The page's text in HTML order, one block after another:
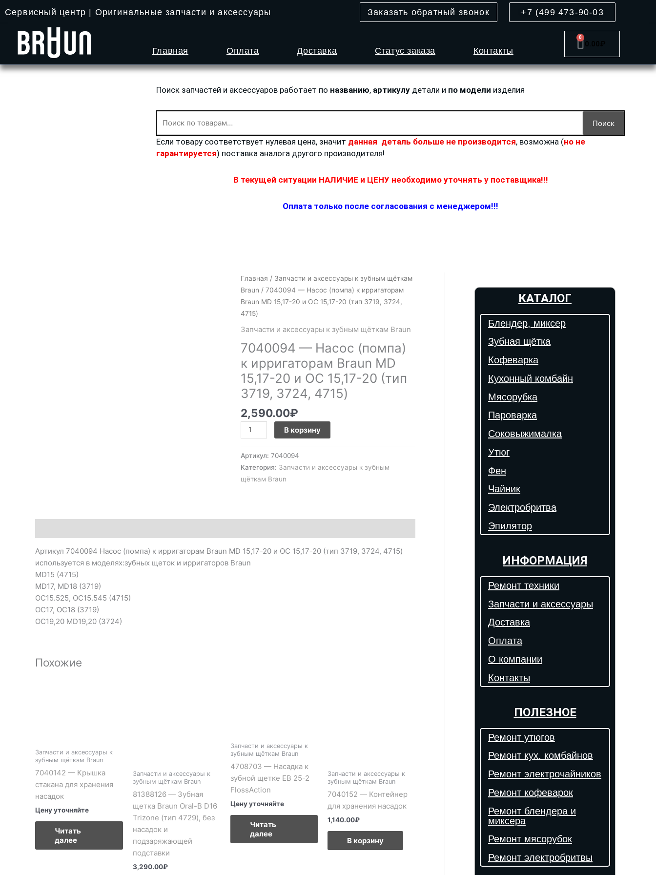
содержимому
Сервисный центр | Оригинальные запчасти и аксессуары Заказать обратный звонок +7 (499 473-90-03
Главная Оплата Доставка Статус заказа Контакты
0.00₽
0
Cart
Поиск запчастей и аксессуаров работает по названию, артикулу детали и по модели изделия
Поиск
Если товару соответствует нулевая цена, значит данная деталь больше не производится, возможна (но не
гарантируется) поставка аналога другого производителя!
В текущей ситуации НАЛИЧИЕ и ЦЕНУ необходимо уточнять у поставщика!!!
Оплата только после согласования с менеджером!!!
Главная / Запчасти и аксессуары к зубным щёткам
Braun / 7040094 — Насос (помпа) к ирригаторам
Braun MD 15,17-20 и OC 15,17-20 (тип 3719, 3724,
4715)
Запчасти и аксессуары к зубным щёткам Braun
7040094 — Насос (помпа)
к ирригаторам Braun MD
15,17-20 и OC 15,17-20 (тип
3719, 3724, 4715)
2,590.00₽
Количество
товара
7040094
-
к
ирригаторам
Braun
MD
15,17-
и
OC
15,17-
20
(тип
3719,
В корзину
Артикул: 7040094
Категория: Запчасти и аксессуары к зубным
щёткам Braun
Артикул 7040094 Насос (помпа) к ирригаторам Braun MD 15,17-20 и OC 15,17-20 (тип 3719, 3724, 4715)
используется в моделях:зубных щеток и ирригаторов Braun
MD15 (4715)
MD17, MD18 (3719)
OC15.525, OC15.545 (4715)
OC17, OC18 (3719)
OC19,20 MD19,20 (3724)
Похожие
Запчасти и аксессуары к
зубным щёткам Braun
7040142 — Крышка
стакана для хранения
насадок
Цену уточняйте
Читать
далее
Запчасти и аксессуары к
зубным щёткам Braun
81388126 — Зубная
щетка Braun Oral-B D16
Trizone (тип 4729), без
насадок и
подзаряжающей
подставки
3,290.00₽
Запчасти и аксессуары к
зубным щёткам Braun
4708703 — Насадка к
зубной щетке EB 25-2
FlossAction
Цену уточняйте
Читать
далее
Запчасти и аксессуары к
зубным щёткам Braun
7040152 — Контейнер
для хранения насадок
1,140.00₽
В корзину
КАТАЛОГ
Блендер, миксер
Зубная щётка
Кофеварка
Кухонный комбайн
Мясорубка
Пароварка
Соковыжималка
Утюг
Фен
Чайник
Электробритва
Эпилятор
ИНФОРМАЦИЯ
Ремонт техники
Запчасти и аксессуары
Доставка
Оплата
О компании
Контакты
ПОЛЕЗНОЕ
Ремонт утюгов
Ремонт кух. комбайнов
Ремонт электрочайников
Ремонт кофеварок
Ремонт блендера и
миксера
Ремонт мясорубок
Ремонт электробритвы